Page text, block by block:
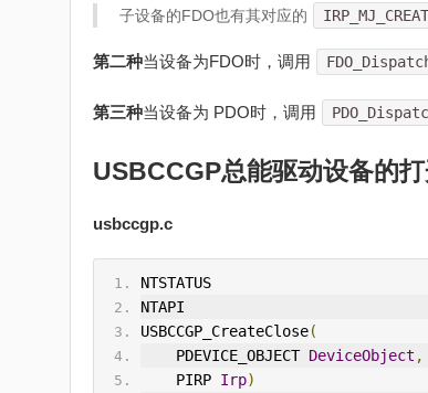
子设备的FDO也有其对应的
第二种当设备为FDO时，调用
第三种当设备为 PDO时，调用
USBCCGP总能驱动设备的
usbccgp.c
NTSTATUS
NTAPI
USBCCGP_CreateClose(
    PDEVICE_OBJECT
DeviceObject ,
    PIRP
Irp)